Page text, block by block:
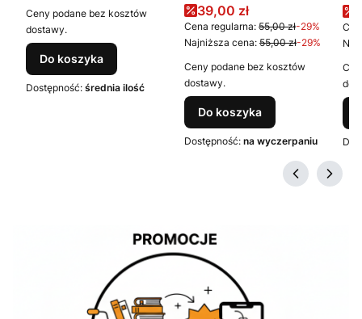
Ceny podane bez kosztów
dostawy.
Do koszyka
Dostępność: średnia ilość
Cena promocyjna
39,00 zł
Cena regularna: 55,00 zł-29%
Najniższa cena: 55,00 zł-29%
Ceny podane bez kosztów
dostawy.
Do koszyka
Dostępność: na wyczerpaniu